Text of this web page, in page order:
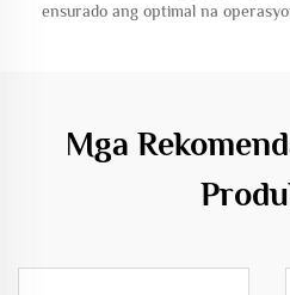
ensurado ang optimal na
Mga